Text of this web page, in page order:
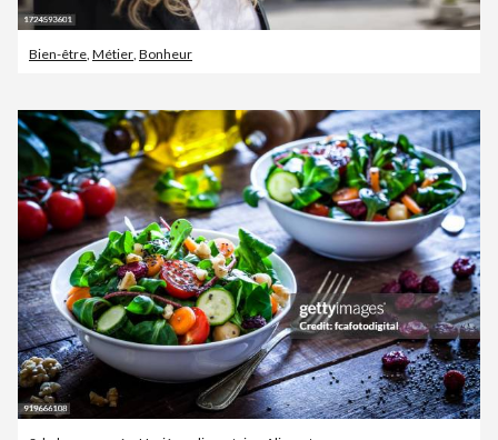
Bien-être, Métier, Bonheur